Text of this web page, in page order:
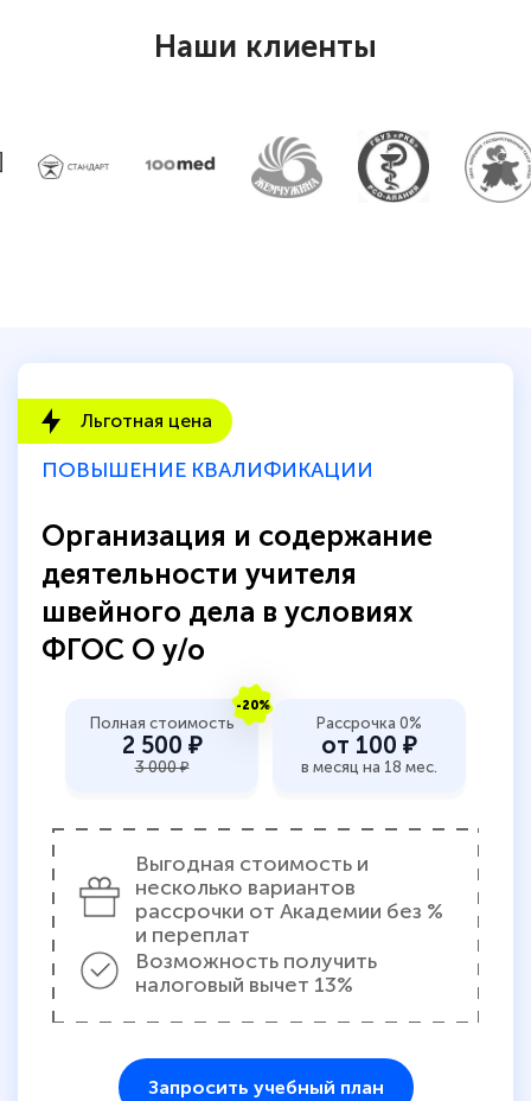
10 марта 2026
Оставила заявку на обучение онлайн, мне
прохождения курса, удобная система
аттестации, проблем не возникло ни на
каком этапе…
Наши клиенты
Льготная цена
ПОВЫШЕНИЕ КВАЛИФИКАЦИИ
Организация и содержание
деятельности учителя
швейного дела в условиях
ФГОС О у/о
-20%
Полная стоимость
2 500 ₽
3 000 ₽
Рассрочка 0%
от 100 ₽
в месяц на 18 мес.
Выгодная стоимость и
несколько вариантов
рассрочки от Академии без %
и переплат
Возможность получить
налоговый вычет 13%
Запросить учебный план